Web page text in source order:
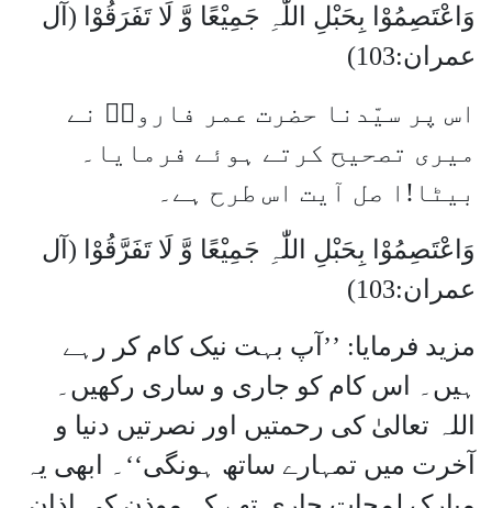
وَاعْتَصِمُوْا بِحَبْلِ اللّٰہِ جَمِیْعًا وَّ لَا تَفَرَقُوْا (آل
عمران:103)
اس پر سیّدنا حضرت عمر فاروقؓ نے
میری تصحیح کرتے ہوئے فرمایا۔
بیٹا!ا صل آیت اس طرح ہے۔
وَاعْتَصِمُوْا بِحَبْلِ اللّٰہِ جَمِیْعًا وَّ لَا تَفَرَّقُوْا (آل
عمران:103)
مزید فرمایا: ’’آپ بہت نیک کام کر رہے
ہیں۔ اس کام کو جاری و ساری رکھیں۔
اللہ تعالیٰ کی رحمتیں اور نصرتیں دنیا و
آخرت میں تمہارے ساتھ ہونگی‘‘۔ ابھی یہ